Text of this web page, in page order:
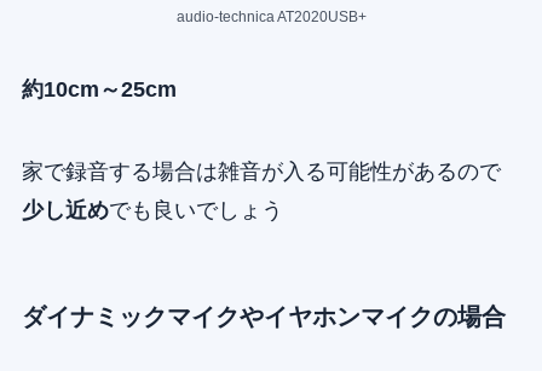
audio-technica AT2020USB+
約10cm～25cm
家で録音する場合は雑音が入る可能性があるので
少し近めでも良いでしょう
ダイナミックマイクやイヤホンマイクの場合